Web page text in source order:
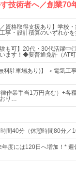
技術者へ／創業70
資格取得支援あり】学校
事・設計積算のいずれかを
験も可】20代・30代活躍
ます！◆要普通免許（AT可
料駐車場あり)】 ＜電気
作業手当1万円含む）+各
おり…
40分（休憩時間80分／
度には120日へ増加！*